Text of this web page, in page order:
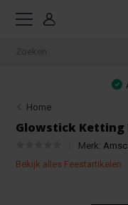
Home
Glowstick Ketting
Merk:
Bekijk alles Feestartikelen